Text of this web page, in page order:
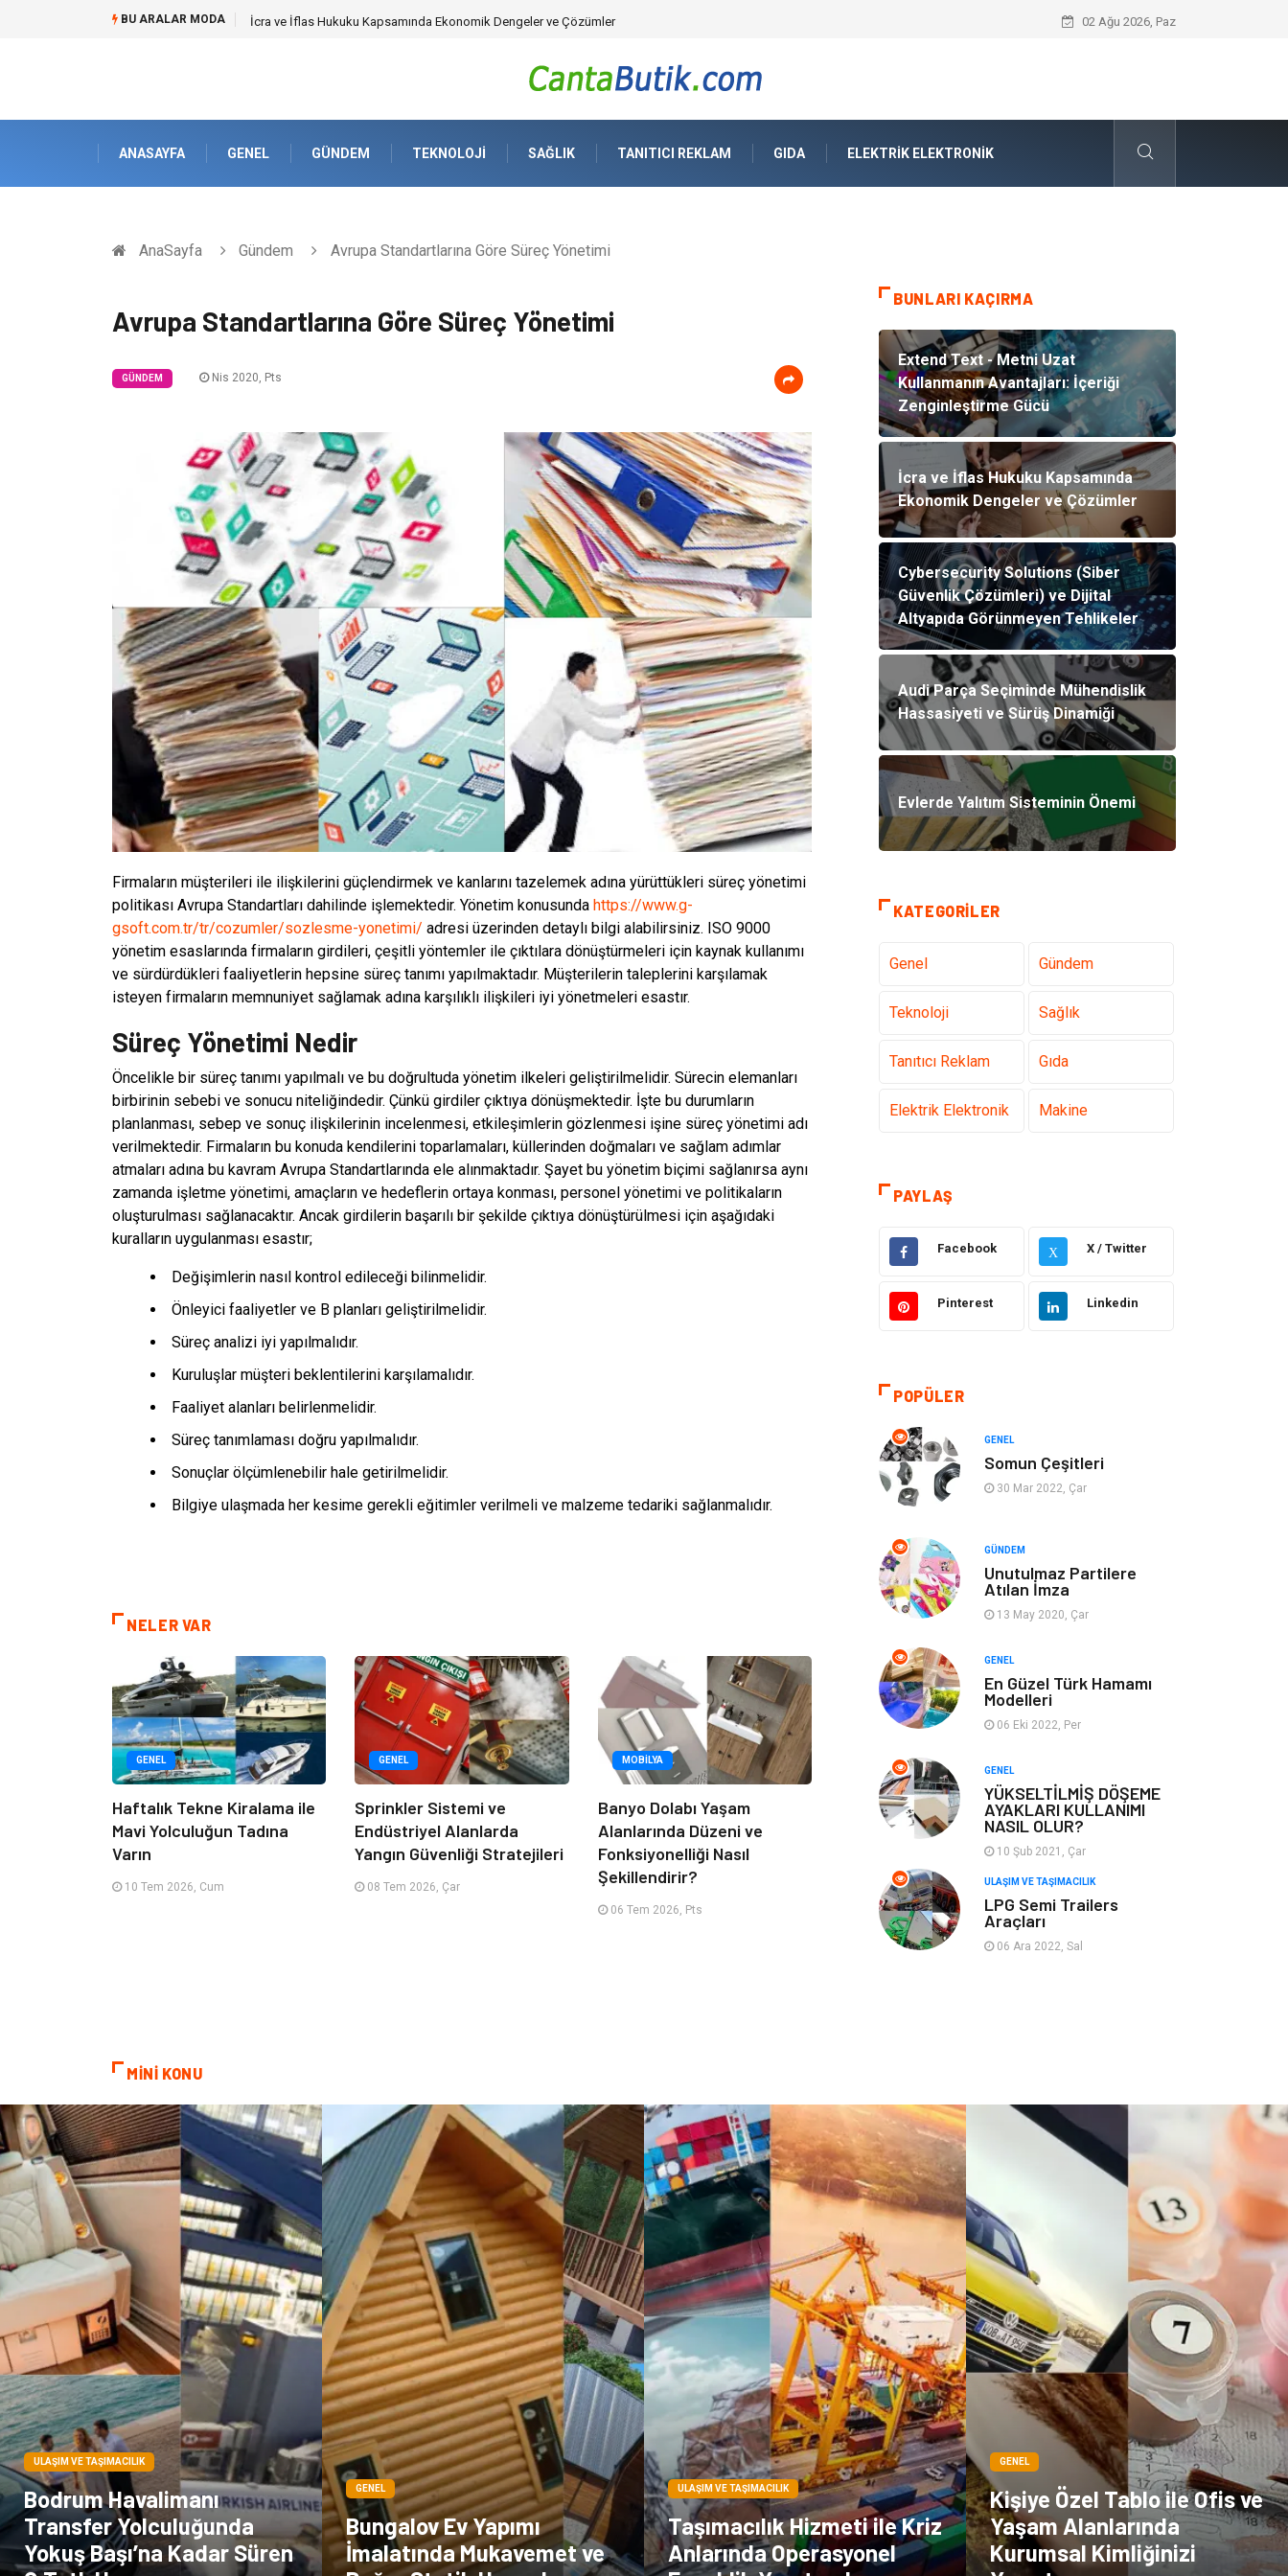
BU ARALAR MODA Cybersecurity Solutions (Siber Güvenlik Çözümleri) ve Dijital Altyapıda Görünmeyen Tehlikeler Audi Parça Seçiminde Mühendislik
02 Ağu 2026, Paz
ANASAYFA GENEL GÜNDEM TEKNOLOJI SAĞLIK TANITICI REKLAM GIDA ELEKTRIK ELEKTRONIK
AnaSayfa Gündem Avrupa Standartlarına Göre Süreç Yönetimi
Avrupa Standartlarına Göre Süreç Yönetimi
GÜNDEM Nis 2020, Pts
Firmaların müşterileri ile ilişkilerini güçlendirmek ve kanlarını tazelemek adına yürüttükleri süreç yönetimi
politikası Avrupa Standartları dahilinde işlemektedir. Yönetim konusunda https://www.g-
gsoft.com.tr/tr/cozumler/sozlesme-yonetimi/ adresi üzerinden detaylı bilgi alabilirsiniz. ISO 9000
yönetim esaslarında firmaların girdileri, çeşitli yöntemler ile çıktılara dönüştürmeleri için kaynak kullanımı
ve sürdürdükleri faaliyetlerin hepsine süreç tanımı yapılmaktadır. Müşterilerin taleplerini karşılamak
isteyen firmaların memnuniyet sağlamak adına karşılıklı ilişkileri iyi yönetmeleri esastır.
Süreç Yönetimi Nedir
Öncelikle bir süreç tanımı yapılmalı ve bu doğrultuda yönetim ilkeleri geliştirilmelidir. Sürecin elemanları
birbirinin sebebi ve sonucu niteliğindedir. Çünkü girdiler çıktıya dönüşmektedir. İşte bu durumların
planlanması, sebep ve sonuç ilişkilerinin incelenmesi, etkileşimlerin gözlenmesi işine süreç yönetimi adı
verilmektedir. Firmaların bu konuda kendilerini toparlamaları, küllerinden doğmaları ve sağlam adımlar
atmaları adına bu kavram Avrupa Standartlarında ele alınmaktadır. Şayet bu yönetim biçimi sağlanırsa aynı
zamanda işletme yönetimi, amaçların ve hedeflerin ortaya konması, personel yönetimi ve politikaların
oluşturulması sağlanacaktır. Ancak girdilerin başarılı bir şekilde çıktıya dönüştürülmesi için aşağıdaki
kuralların uygulanması esastır;
Değişimlerin nasıl kontrol edileceği bilinmelidir.
Önleyici faaliyetler ve B planları geliştirilmelidir.
Süreç analizi iyi yapılmalıdır.
Kuruluşlar müşteri beklentilerini karşılamalıdır.
Faaliyet alanları belirlenmelidir.
Süreç tanımlaması doğru yapılmalıdır.
Sonuçlar ölçümlenebilir hale getirilmelidir.
Bilgiye ulaşmada her kesime gerekli eğitimler verilmeli ve malzeme tedariki sağlanmalıdır.
NELER VAR
GENEL
Haftalık Tekne Kiralama ile
Mavi Yolculuğun Tadına
Varın
10 Tem 2026, Cum
GENEL
Sprinkler Sistemi ve
Endüstriyel Alanlarda
Yangın Güvenliği Stratejileri
08 Tem 2026, Çar
MOBILYA
Banyo Dolabı Yaşam
Alanlarında Düzeni ve
Fonksiyonelliği Nasıl
Şekillendirir?
06 Tem 2026, Pts
BUNLARI KAÇIRMA
Extend Text - Metni Uzat
Kullanmanın Avantajları: İçeriği
Zenginleştirme Gücü
İcra ve İflas Hukuku Kapsamında
Ekonomik Dengeler ve Çözümler
Cybersecurity Solutions (Siber
Güvenlik Çözümleri) ve Dijital
Altyapıda Görünmeyen Tehlikeler
Audi Parça Seçiminde Mühendislik
Hassasiyeti ve Sürüş Dinamiği
Evlerde Yalıtım Sisteminin Önemi
KATEGORILER
Genel Gündem
Teknoloji Sağlık
Tanıtıcı Reklam Gıda
Elektrik Elektronik Makine
Alışveriş
Emlak
Organizasyon Mobilya
Tekstil
Tatil Finans & Ekonomi
Turizm
Aksesuar Eğitim Kurumları
Ambalaj Eğlence
Pazarlama
Servisleri
Kültür Telekomünikasyon
Bebek Giyim
Dernekler ve
Birlikler
çiçek
Tarım &
PAYLAŞ
Facebook X X / Twitter
Pinterest Linkedin
POPÜLER
GENEL
Somun Çeşitleri
30 Mar 2022, Çar
GÜNDEM
Unutulmaz Partilere
Atılan İmza
13 May 2020, Çar
GENEL
En Güzel Türk Hamamı
Modelleri
06 Eki 2022, Per
GENEL
YÜKSELTİLMİŞ DÖŞEME
AYAKLARI KULLANIMI
NASIL OLUR?
10 Şub 2021, Çar
ULAŞIM VE TAŞIMACILIK
LPG Semi Trailers
Araçları
06 Ara 2022, Sal
MİNİ KONU
ULAŞIM VE TAŞIMACILIK
Bodrum Havalimanı
Transfer Yolculuğunda
Yokuş Başı’na Kadar Süren
GENEL
Bungalov Ev Yapımı
İmalatında Mukavemet ve
ULAŞIM VE TAŞIMACILIK
Taşımacılık Hizmeti ile Kriz
Anlarında Operasyonel
GENEL
Kişiye Özel Tablo ile Ofis ve
Yaşam Alanlarında
Kurumsal Kimliğinizi